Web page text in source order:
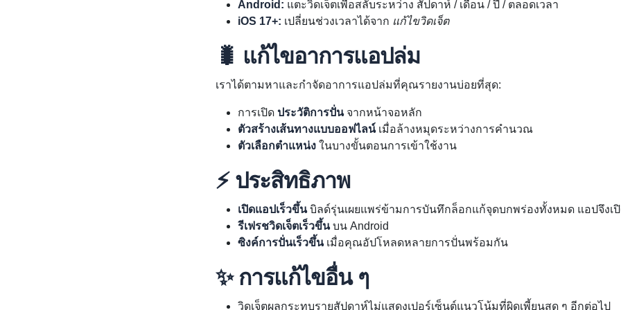
Android: แตะวิดเจ็ตเพื่อสลับระหว่าง สัปดาห์ / เดือน / ปี / ตลอดเวลา
iOS 17+: เปลี่ยนช่วงเวลาได้จาก แก้ไขวิดเจ็ต
🐛 แก้ไขอาการแอปล่ม
เราได้ตามหาและกำจัดอาการแอปล่มที่คุณรายงานบ่อยที่สุด:
การเปิด ประวัติการปั่นจากหน้าจอหลัก
ตัวสร้างเส้นทางแบบออฟไลน์เมื่อล้างหมุดระหว่างการคำนวณ
ตัวเลือกตำแหน่งในบางขั้นตอนการเข้าใช้งาน
⚡ ประสิทธิภาพ
เปิดแอปเร็วขึ้นบิลด์รุ่นเผยแพร่ข้ามการบันทึกล็อกแก้จุดบกพร่องทั้งหมด แอปจึงเปิ
รีเฟรชวิดเจ็ตเร็วขึ้นบน Android
ซิงค์การปั่นเร็วขึ้นเมื่อคุณอัปโหลดหลายการปั่นพร้อมกัน
✨ การแก้ไขอื่น ๆ
วิดเจ็ตผลกระทบรายสัปดาห์ไม่แสดงเปอร์เซ็นต์แนวโน้มที่ผิดเพี้ยนสุด ๆ อีกต่อไป